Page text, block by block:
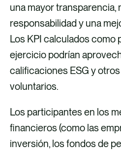
una mayor transparencia,
responsabilidad y una
Los KPI calculados como
ejercicio podrían
calificaciones ESG y
voluntarios.
Los participantes en los
financieros (como las
inversión, los fondos de